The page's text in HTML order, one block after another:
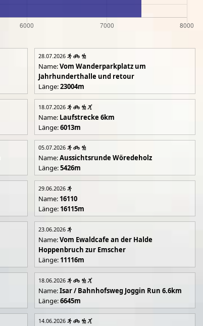
28.07.2026
Name:Vom Wanderparkplatz um
Jahrhunderthalle und retour
Länge:23004m
18.07.2026
Name: Laufstrecke 6km
Länge:6013m
05.07.2026
Name:Aussichtsrunde Wöredeholz
Länge:5426m
29.06.2026
Name: 16110
Länge: 16115m
23.06.2026
Name:Vom Ewaldcafe an der Halde
Hoppenbruch zur Emscher
Länge: 11116m
18.06.2026
Name:Isar / Bahnhofsweg Joggin Run 6.6km
Länge:6645m
14.06.2026